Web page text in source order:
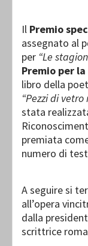
Il Premio
assegnato al
per “Le
Premio per
libro della
“Pezzi di vetro
stata
premiata
numero di
A seguire si
all’opera
dalla
scrittrice